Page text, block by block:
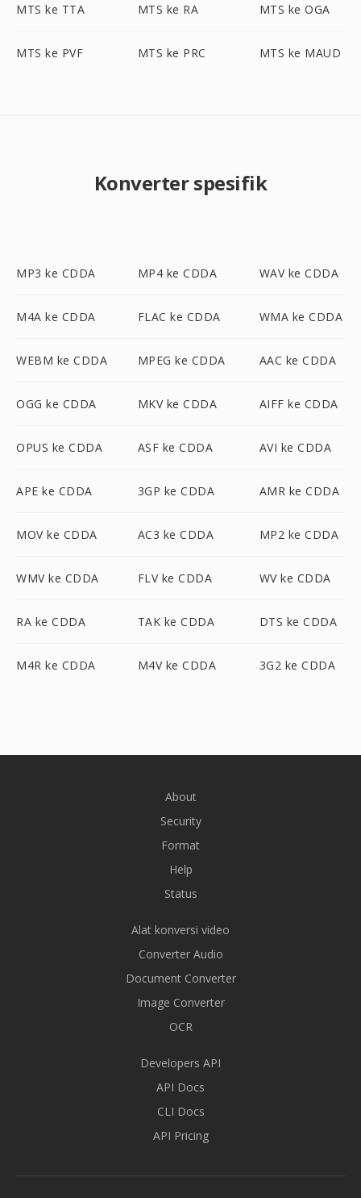
MTS ke TTA MTS ke RA MTS ke OGA
MTS ke PVF MTS ke PRC MTS ke MAUD
Konverter spesifik
MP3 ke CDDA MP4 ke CDDA WAV ke CDDA
M4A ke CDDA FLAC ke CDDA WMA ke CDDA
WEBM ke CDDA MPEG ke CDDA AAC ke CDDA
OGG ke CDDA MKV ke CDDA AIFF ke CDDA
OPUS ke CDDA ASF ke CDDA AVI ke CDDA
APE ke CDDA 3GP ke CDDA AMR ke CDDA
MOV ke CDDA AC3 ke CDDA MP2 ke CDDA
WMV ke CDDA FLV ke CDDA WV ke CDDA
RA ke CDDA TAK ke CDDA DTS ke CDDA
M4R ke CDDA M4V ke CDDA 3G2 ke CDDA
About
Security
Format
Help
Status
Alat konversi video
Converter Audio
Document Converter
Image Converter
OCR
Developers API
API Docs
CLI Docs
API Pricing